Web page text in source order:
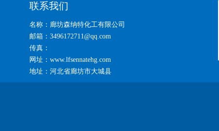
联系我们
名称：廊坊森纳特化工有限公司
邮箱：3496172711@qq.com
传真：
网址：www.lfsennatehg.com
地址：河北省廊坊市大城县